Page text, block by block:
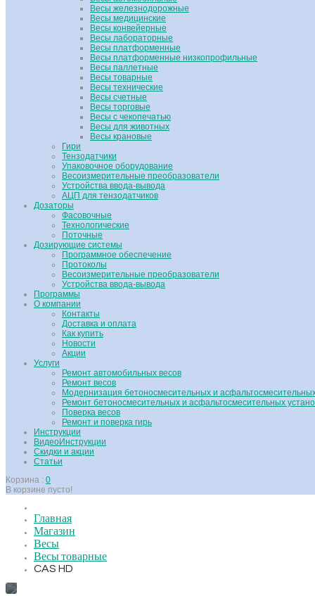
Весы железнодорожные
Весы медицинские
Весы конвейерные
Весы лабораторные
Весы платформенные
Весы платформенные низкопрофильные
Весы паллетные
Весы товарные
Весы технические
Весы счетные
Весы торговые
Весы с чекопечатью
Весы для животных
Весы крановые
Гири
Тензодатчики
Упаковочное оборудование
Весоизмерительные преобразователи
Устройства ввода-вывода
АЦП для тензодатчиков
Дозаторы
Фасовочные
Технологические
Поточные
Дозирующие системы
Программное обеспечение
Протоколы
Весоизмерительные преобразователи
Устройства ввода-вывода
Программы
О компании
Контакты
Доставка и оплата
Как купить
Новости
Акции
Услуги
Ремонт автомобильных весов
Ремонт весов
Модернизация бетоносмесительных и
Ремонт бетоносмесительных и асфальтосмесительных
Поверка весов
Ремонт и поверка гирь
Инструкции
ВидеоИнструкции
Скидки и акции
Статьи
Корзина : 0
В корзине пусто!
Главная
Магазин
Весы
Весы товарные
CAS HD